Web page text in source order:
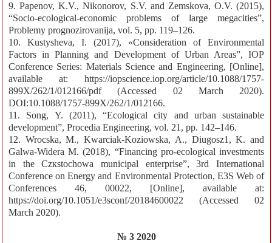
9. Papenov, K.V., Nikonorov, S.V. and Zemskova, O.V. (2015),
“Socio-ecological-economic problems of large megacities”,
Problemy prognozirovanija, vol. 5, pp. 119–126.
10. Kustysheva, I. (2017), «Consideration of Environmental
Factors in Planning and Development of Urban Areas”, IOP
Conference Series: Materials Science and Engineering, [Online],
available at: https://iopscience.iop.org/article/10.1088/1757-
899X/262/1/012166/pdf (Accessed 02 March 2020).
DOI:10.1088/1757-899X/262/1/012166.
11. Song, Y. (2011), “Ecological city and urban sustainable
development”, Procedia Engineering, vol. 21, pp. 142–146.
12. Wroсska, M., Kwarciak-Kozіowska, A., Dіugosz1, K. and
Galwa-Widera M. (2018), “Financing pro-ecological investments
in the Czкstochowa municipal enterprise”, 3rd International
Conference on Energy and Environmental Protection, E3S Web of
Conferences 46, 00022, [Online], available at:
https://doi.org/10.1051/e3sconf/20184600022 (Accessed 02
March 2020).
№ 3 2020